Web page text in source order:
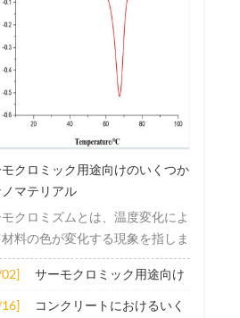
クロミック用途向けのいくつか
マテリアル
クロミズムとは、温度変化によ
材料の色が変化する現象を指しま
の変化は通常、材料の電子構造
分子構造の変化によって引き起
ます。その適用原理には主に次
サーモクロミック用途向け
コンクリートにおけるいく